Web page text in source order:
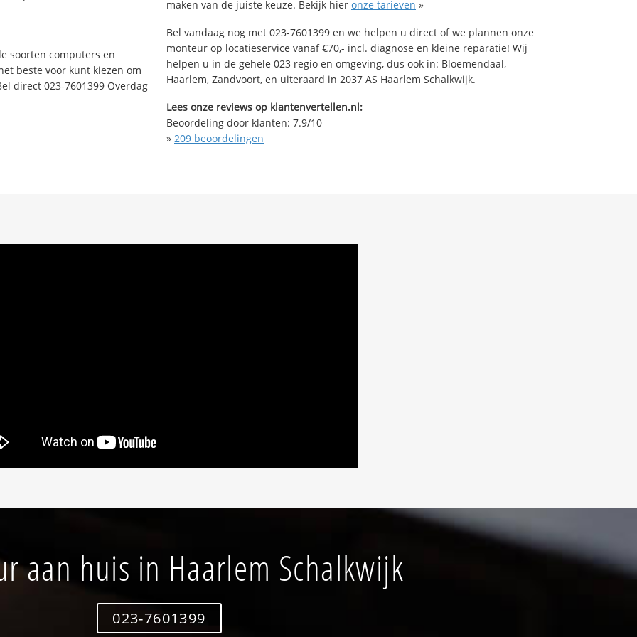
soorten computers en
beste voor kunt kiezen om
direct 023-7601399 Overdag
maken van de juiste keuze. Bekijk hier onze tarieven »
Bel vandaag nog met 023-7601399 en we helpen u direct of we plannen onze
monteur op locatieservice vanaf €70,- incl. diagnose en kleine reparatie! Wij
helpen u in de gehele 023 regio en omgeving, dus ook in: Bloemendaal,
Haarlem, Zandvoort, en uiteraard in 2037 AS Haarlem Schalkwijk.
Lees onze reviews op klantenvertellen.nl:
Beoordeling door klanten: 7.9/10
» 209 beoordelingen
aan huis in Haarlem Schalkwijk
023-7601399